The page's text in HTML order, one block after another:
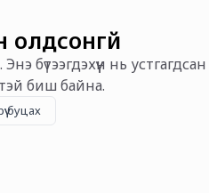
олдсонгүй
Энэ бүтээгдэхүүн нь устгагдсан
биш байна.
буцах